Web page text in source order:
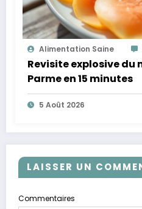
Alimentation Saine
Revisite explosive du
Parme en 15 minutes
5 Août 2026
LAISSER UN
Commentaires